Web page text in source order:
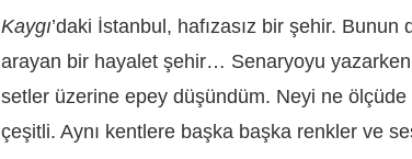
Kaygı’daki İstanbul, hafızasız bir şehir.
arayan bir hayalet şehir… Senaryoyu yazarken
setler üzerine epey düşündüm. Neyi ne ölçüde
çeşitli. Aynı kentlere başka başka renkler ve